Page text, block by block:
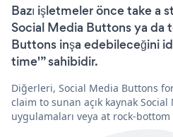
Bazı işletmeler önce take a
Social Media Buttons ya da
Buttons inşa edebileceğini
time'” sahibidir.
Diğerleri, Social Media Buttons
claim to sunan açık kaynak
uygulamaları veya at rock-bottom